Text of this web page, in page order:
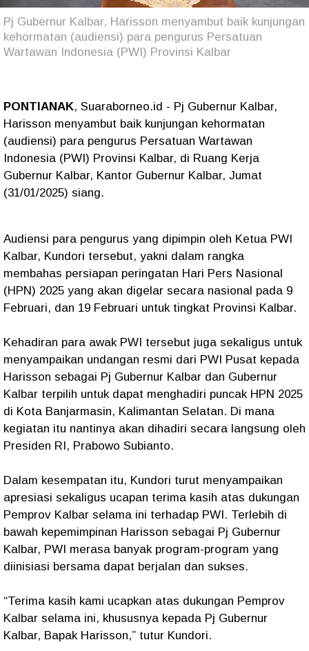
Pj Gubernur Kalbar, Harisson menyambut baik kunjungan
kehormatan (audiensi) para pengurus Persatuan
Wartawan Indonesia (PWI) Provinsi Kalbar
PONTIANAK, Suaraborneo.id - Pj Gubernur Kalbar,
Harisson menyambut baik kunjungan kehormatan
(audiensi) para pengurus Persatuan Wartawan
Indonesia (PWI) Provinsi Kalbar, di Ruang Kerja
Gubernur Kalbar, Kantor Gubernur Kalbar, Jumat
(31/01/2025) siang.
Audiensi para pengurus yang dipimpin oleh Ketua PWI
Kalbar, Kundori tersebut, yakni dalam rangka
membahas persiapan peringatan Hari Pers Nasional
(HPN) 2025 yang akan digelar secara nasional pada 9
Februari, dan 19 Februari untuk tingkat Provinsi Kalbar.
Kehadiran para awak PWI tersebut juga sekaligus untuk
menyampaikan undangan resmi dari PWI Pusat kepada
Harisson sebagai Pj Gubernur Kalbar dan Gubernur
Kalbar terpilih untuk dapat menghadiri puncak HPN 2025
di Kota Banjarmasin, Kalimantan Selatan. Di mana
kegiatan itu nantinya akan dihadiri secara langsung oleh
Presiden RI, Prabowo Subianto.
Dalam kesempatan itu, Kundori turut menyampaikan
apresiasi sekaligus ucapan terima kasih atas dukungan
Pemprov Kalbar selama ini terhadap PWI. Terlebih di
bawah kepemimpinan Harisson sebagai Pj Gubernur
Kalbar, PWI merasa banyak program-program yang
diinisiasi bersama dapat berjalan dan sukses.
“Terima kasih kami ucapkan atas dukungan Pemprov
Kalbar selama ini, khususnya kepada Pj Gubernur
Kalbar, Bapak Harisson,” tutur Kundori.